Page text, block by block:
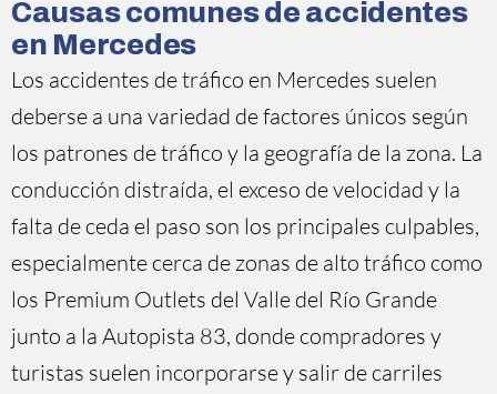
Causas comunes de accidentes
en Mercedes
Los accidentes de tráfico en Mercedes suelen
deberse a una variedad de factores únicos según
los patrones de tráfico y la geografía de la zona. La
conducción distraída, el exceso de velocidad y la
falta de ceda el paso son los principales culpables,
especialmente cerca de zonas de alto tráfico como
los Premium Outlets del Valle del Río Grande
junto a la Autopista 83, donde compradores y
turistas suelen incorporarse y salir de carriles